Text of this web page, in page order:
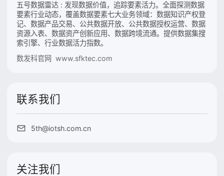
五号数据雷达 : 发现数据价值，追踪要素活力。全面探测数据
要素行业动态，覆盖数据要素七大业务领域：数据知识产权登
记、数据产品交易、公共数据开放、公共数据授权运营、数据
资源入表、数据资产创新应用、数据跨境流通。提供数据集搜
索引擎、行业数据活力指数。
数发科官网 www.sfktec.com
联系我们
5th@iotsh.com.cn
关注我们